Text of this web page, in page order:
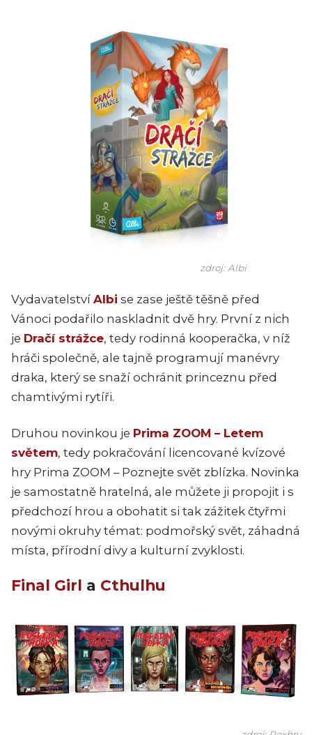
zdroj: Albi
Vydavatelství Albi se zase ještě těšně před
Vánoci podařilo naskladnit dvě hry. První z nich
je Dračí strážce, tedy rodinná kooperačka, v níž
hráči společně, ale tajně programují manévry
draka, který se snaží ochránit princeznu před
chamtivými rytíři.
Druhou novinkou je Prima ZOOM – Letem
světem, tedy pokračování licencované kvízové
hry Prima ZOOM – Poznejte svět zblízka. Novinka
je samostatně hratelná, ale můžete ji propojit i s
předchozí hrou a obohatit si tak zážitek čtyřmi
novými okruhy témat: podmořský svět, záhadná
místa, přírodní divy a kulturní zvyklosti.
Final Girl a Cthulhu